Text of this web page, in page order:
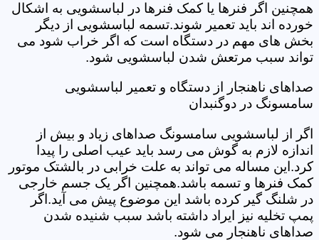
همچنین اگر فنرها یا کمک فنرها در لباسشویی به اشکال
خورده اند باید تعمیر شوند.تسمه لباسشویی از دیگر
بخش های مهم در دستگاه است که اگر خراب شود می
تواند سبب مرتعش شدن لباسشویی شود.
صداهای ناهنجار از دستگاه و تعمیر لباسشویی
سامسونگ در دوگنبدان
اگر از لباسشویی سامسونگ صداهای زیاد و بیش از
اندازه لازم به گوش می رسد باید عیب اصلی را پیدا
کرد.این مساله می تواند به علت خرابی در بالشتک موتور
کمک فنرها و تسمه باشد.همچنین اگر یک جسم خارجی
در شلنگ گیر کرده باشد این موضوع پیش می آید.اگر
پمپ تخلیه نیز ایراد داشته باشد سبب شنیده شدن
صداهای ناهنجار می شود.